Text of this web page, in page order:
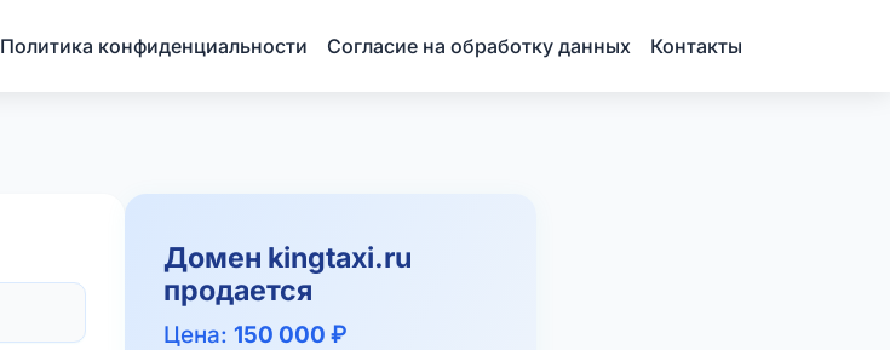
Политика конфиденциальности Согласие на обработку данных Контакты
Домен kingtaxi.ru
продается
Цена: 150 000 ₽